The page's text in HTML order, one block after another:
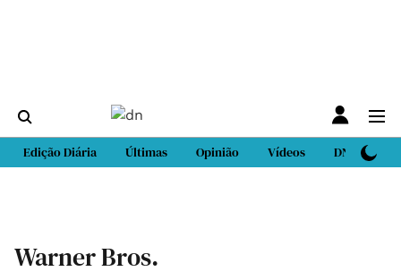
Edição Diária Últimas Opinião Vídeos DN Sport
Warner Bros.